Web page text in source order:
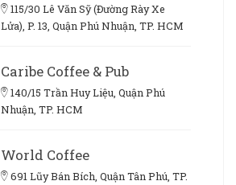
115/30 Lê Văn Sỹ (Đường Rày Xe
Lửa), P. 13, Quận Phú Nhuận, TP. HCM
Caribe Coffee & Pub
140/15 Trần Huy Liệu, Quận Phú
Nhuận, TP. HCM
World Coffee
691 Lũy Bán Bích, Quận Tân Phú, TP.